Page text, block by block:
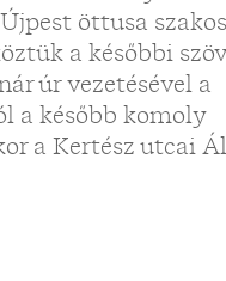
öttusa
a későbbi
úr vezetésével a
a később komoly
a Kertész utcai